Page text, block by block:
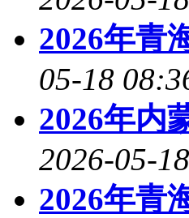
2026年青
05-18
2026年内
2026-05-
2026年青